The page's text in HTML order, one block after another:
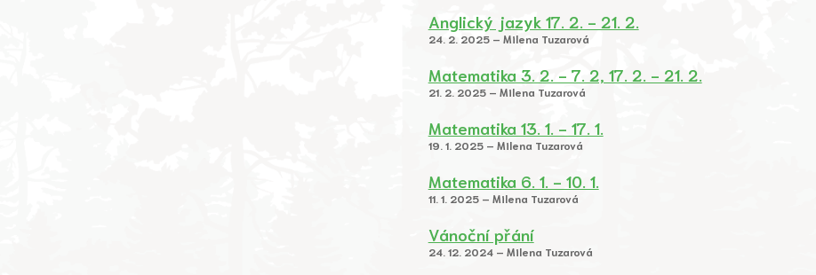
Anglický jazyk 17. 2. - 21. 2.
24. 2. 2025 – Milena Tuzarová
Matematika 3. 2. - 7. 2, 17. 2. - 21. 2.
21. 2. 2025 – Milena Tuzarová
Matematika 13. 1. - 17. 1.
19. 1. 2025 – Milena Tuzarová
Matematika 6. 1. - 10. 1.
11. 1. 2025 – Milena Tuzarová
Vánoční přání
24. 12. 2024 – Milena Tuzarová